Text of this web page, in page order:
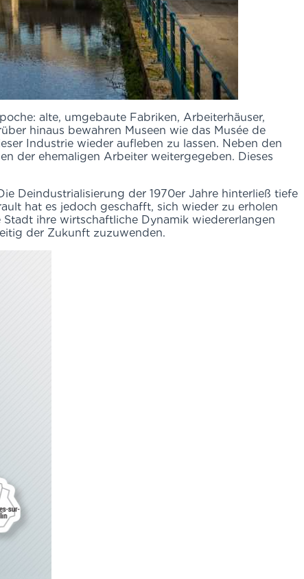
alte, umgebaute Fabriken, Arbeiterhäuser,
hinaus bewahren Museen wie das Musée de
Industrie wieder aufleben zu lassen. Neben den
der ehemaligen Arbeiter weitergegeben. Dieses
Deindustrialisierung der 1970er Jahre hinterließ tiefe
hat es jedoch geschafft, sich wieder zu erholen
ihre wirtschaftliche Dynamik wiedererlangen
der Zukunft zuzuwenden.